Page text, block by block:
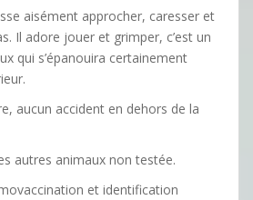
aisément approcher, caresser et
Il adore jouer et grimper, c’est un
qui s’épanouira certainement
aucun accident en dehors de la
autres animaux non testée.
et identification